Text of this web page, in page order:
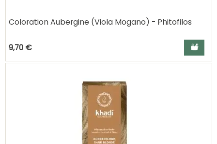
Coloration Aubergine (Viola Mogano) - Phitofilos
9,70 € Ajouter